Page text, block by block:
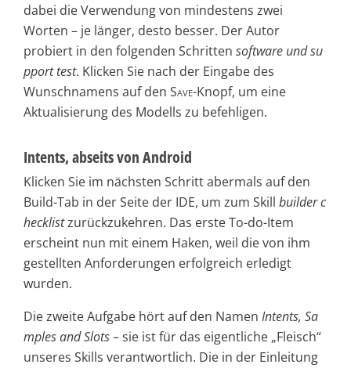
dabei die Verwendung von mindestens zwei
Worten – je länger, desto besser. Der Autor
probiert in den folgenden Schritten software und su
pport test. Klicken Sie nach der Eingabe des
Wunschnamens auf den Save-Knopf, um eine
Aktualisierung des Modells zu befehligen.
Intents, abseits von Android
Klicken Sie im nächsten Schritt abermals auf den
Build-Tab in der Seite der IDE, um zum Skill builder c
hecklistzurückzukehren. Das erste To-do-Item
erscheint nun mit einem Haken, weil die von ihm
gestellten Anforderungen erfolgreich erledigt
wurden.
Die zweite Aufgabe hört auf den Namen Intents, Sa
mples and Slots– sie ist für das eigentliche „Fleisch“
unseres Skills verantwortlich. Die in der Einleitung